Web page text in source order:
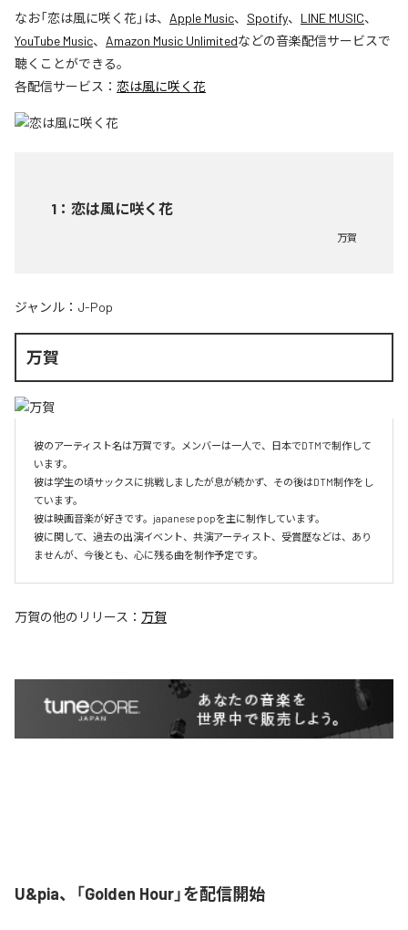
なお「恋は風に咲く花」は、 Apple Music、 Spotify、 LINE MUSIC、
YouTube Music、 Amazon Music Unlimitedなどの音楽配信サービスで
聴くことができる。
各配信サービス： 恋は風に咲く花
1 ： 恋は風に咲く花
万賀
ジャンル： J-Pop
万賀
彼のアーティスト名は万賀です。メンバーは一人で、日本でDTMで制作して
います。
彼は学生の頃サックスに挑戦しましたが息が続かず、その後はDTM制作をし
ています。
彼は映画音楽が好きです。japanese popを主に制作しています。
彼に関して、過去の出演イベント、共演アーティスト、受賞歴などは、あり
ませんが、今後とも、心に残る曲を制作予定です。
万賀の他のリリース： 万賀
U&pia、「Golden Hour」を配信開始